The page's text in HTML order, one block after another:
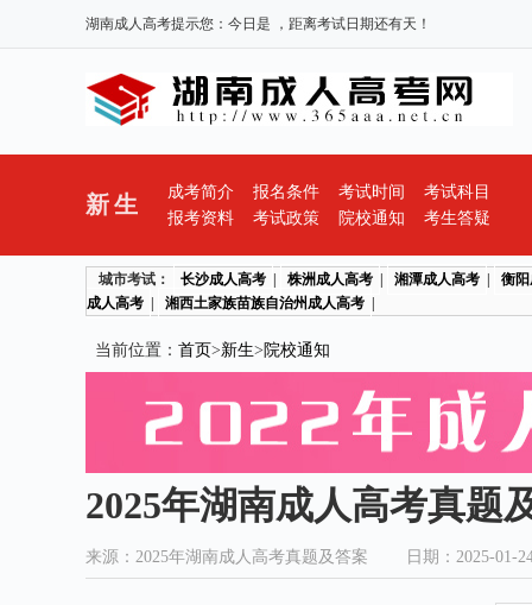
湖南成人高考提示您：今日是 ，距离考试日期还有天！
新生 成考简介 报名条件 考试时间
考试科目
报考资料
考试政策 院校通知 考生答疑
城市考试： 长沙成人高考 株洲成人高考 湘潭成人高考
衡
成人高考
湘西土家族苗族自治州成人高考
当前位置： 首页>新生> 院校通知
2025年湖南成人高考真题
来源：2025年湖南成人高考真题及答案 日期：2025-01-